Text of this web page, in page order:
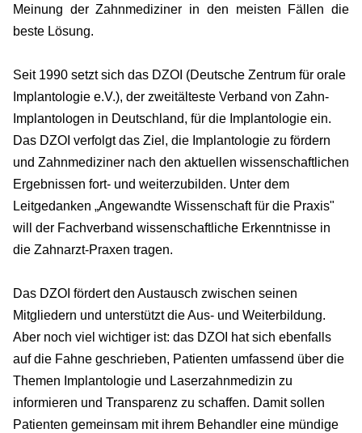
Meinung der Zahnmediziner in den meisten Fällen die
beste Lösung.
Seit 1990 setzt sich das DZOI (Deutsche Zentrum für orale
Implantologie e.V.), der zweitälteste Verband von Zahn-
Implantologen in Deutschland, für die Implantologie ein.
Das DZOI verfolgt das Ziel, die Implantologie zu fördern
und Zahnmediziner nach den aktuellen wissenschaftlichen
Ergebnissen fort- und weiterzubilden. Unter dem
Leitgedanken „Angewandte Wissenschaft für die Praxis"
will der Fachverband wissenschaftliche Erkenntnisse in
die Zahnarzt-Praxen tragen.
Das DZOI fördert den Austausch zwischen seinen
Mitgliedern und unterstützt die Aus- und Weiterbildung.
Aber noch viel wichtiger ist: das DZOI hat sich ebenfalls
auf die Fahne geschrieben, Patienten umfassend über die
Themen Implantologie und Laserzahnmedizin zu
informieren und Transparenz zu schaffen. Damit sollen
Patienten gemeinsam mit ihrem Behandler eine mündige